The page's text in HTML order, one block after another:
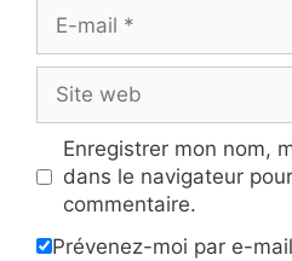
mail
web
Enregistrer mon nom,
dans le navigateur
commentaire.
Prévenez-moi par e-